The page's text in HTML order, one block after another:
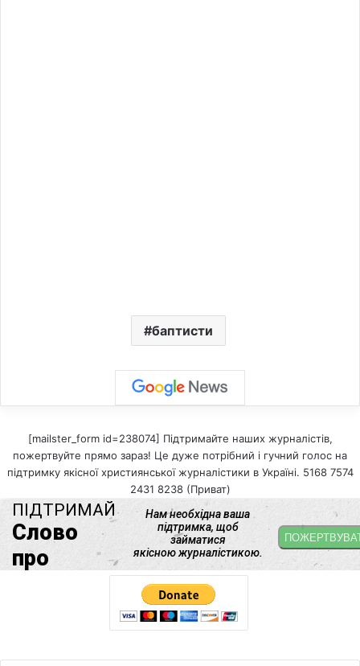
баптисти
[mailster_form id=238074] Підтримайте наших журналістів,
пожертвуйте прямо зараз! Це дуже потрібний і гучний голос на
підтримку якісної християнської журналістики в Україні. 5168 7574
2431 8238 (Приват)